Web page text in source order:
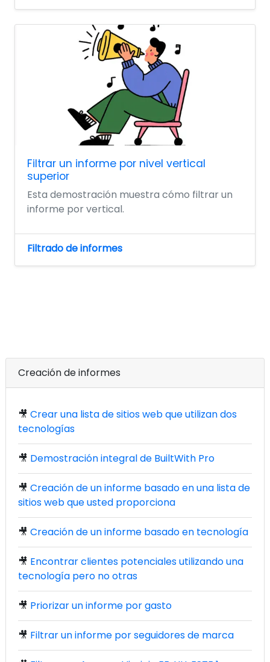
Filtrar un informe por nivel vertical
superior
Esta demostración muestra cómo filtrar un
informe por vertical.
Filtrado de informes
Creación de informes
🎥 Crear una lista de sitios web que utilizan dos
tecnologías
🎥 Demostración integral de BuiltWith Pro
🎥 Creación de un informe basado en una lista de
sitios web que usted proporciona
🎥 Creación de un informe basado en tecnología
🎥 Encontrar clientes potenciales utilizando una
tecnología pero no otras
🎥 Priorizar un informe por gasto
🎥 Filtrar un informe por seguidores de marca